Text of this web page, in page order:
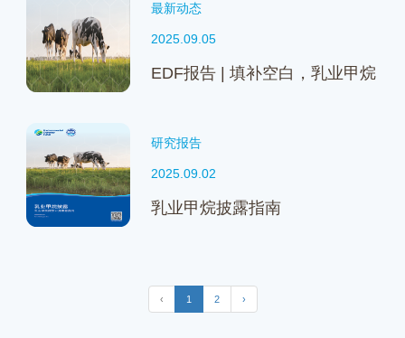
最新动态
2025.09.05
EDF报告 | 填补空白，乳业甲烷
研究报告
2025.09.02
乳业甲烷披露指南
‹ 1 2 ›